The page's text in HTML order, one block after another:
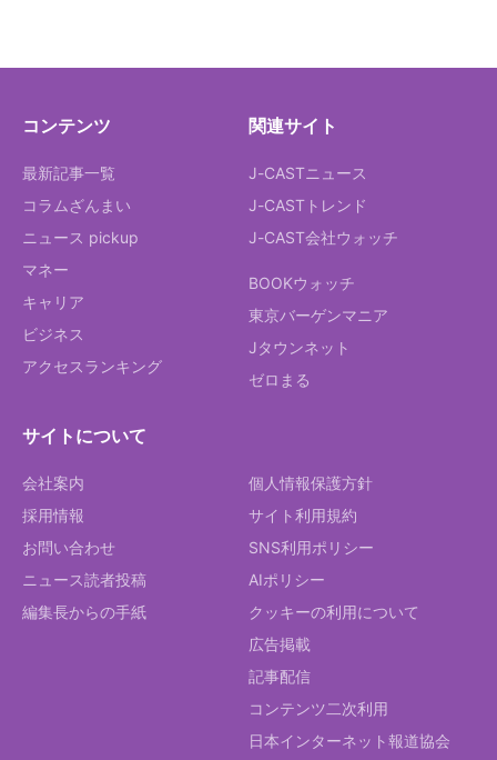
コンテンツ
最新記事一覧
コラムざんまい
ニュース pickup
マネー
キャリア
ビジネス
アクセスランキング
関連サイト
J-CASTニュース
J-CASTトレンド
J-CAST会社ウォッチ
BOOKウォッチ
東京バーゲンマニア
Jタウンネット
ゼロまる
サイトについて
会社案内
採用情報
お問い合わせ
ニュース読者投稿
編集長からの手紙
個人情報保護方針
サイト利用規約
SNS利用ポリシー
AIポリシー
クッキーの利用について
広告掲載
記事配信
コンテンツ二次利用
日本インターネット報道協会